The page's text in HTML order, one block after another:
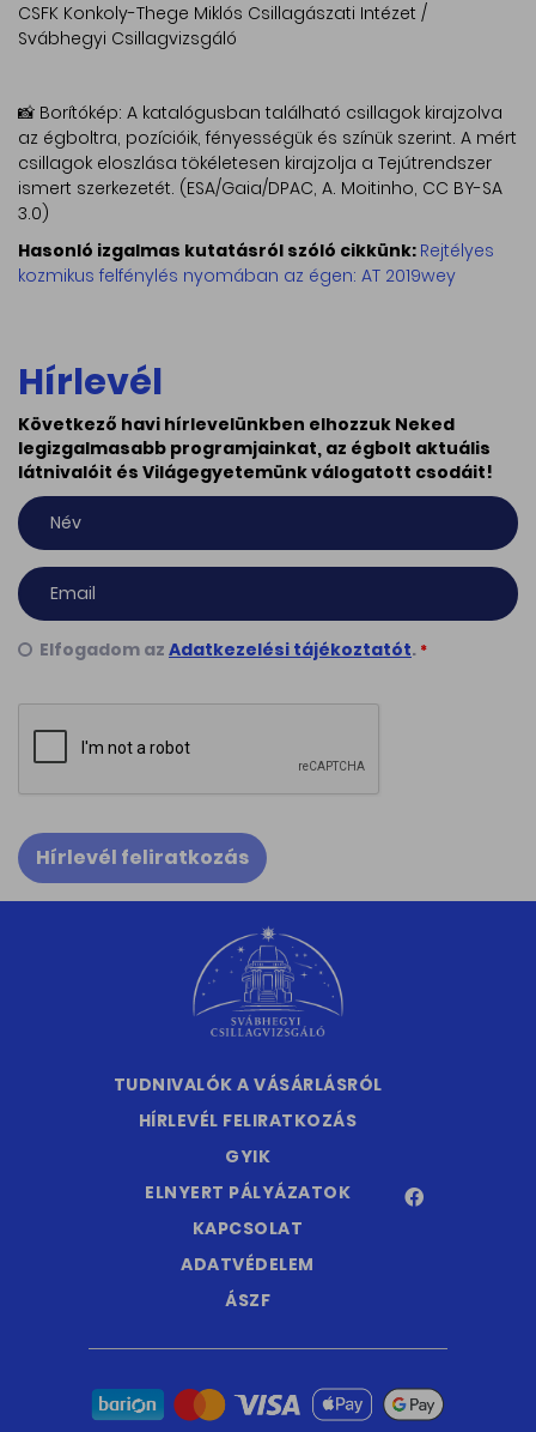
CSFK Konkoly-Thege Miklós Csillagászati Intézet /
Svábhegyi Csillagvizsgáló
📸 Borítókép: A katalógusban található csillagok kirajzolva
az égboltra, pozícióik, fényességük és színük szerint. A mért
csillagok eloszlása tökéletesen kirajzolja a Tejútrendszer
ismert szerkezetét. (ESA/Gaia/DPAC, A. Moitinho, CC BY-SA
3.0)
Hasonló izgalmas kutatásról szóló cikkünk: Rejtélyes
kozmikus felfénylés nyomában az égen: AT 2019wey
Hírlevél
Következő havi hírlevelünkben elhozzuk Neked
legizgalmasabb programjainkat, az égbolt aktuális
látnivalóit és Világegyetemünk válogatott csodáit!
Elfogadom az Adatkezelési tájékoztatót. *
Hírlevél feliratkozás
TUDNIVALÓK A VÁSÁRLÁSRÓL
HÍRLEVÉL FELIRATKOZÁS
GYIK
ELNYERT PÁLYÁZATOK
KAPCSOLAT
ADATVÉDELEM
ÁSZF